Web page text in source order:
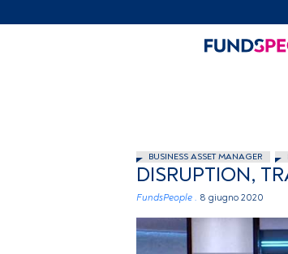
BUSINESS ASSET MANAGER
DISRUPTION,
FundsPeople . 8 giugno 2020